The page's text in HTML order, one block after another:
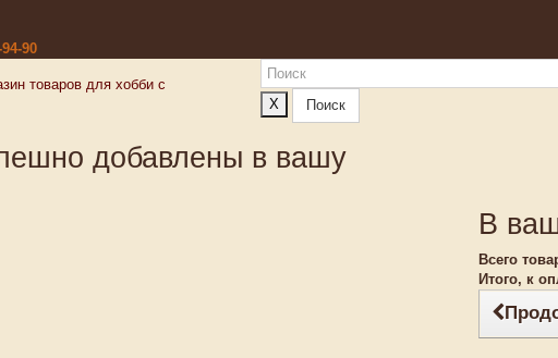
90
X Поиск
добавлены в вашу
В
Всего
Итого, к